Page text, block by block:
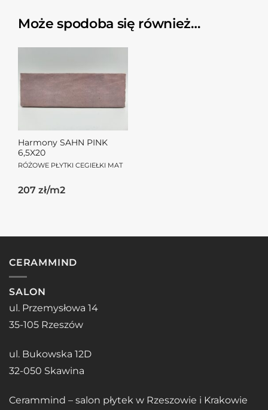
Może spodoba się również…
Harmony SAHN PINK
6,5X20
RÓŻOWE PŁYTKI CEGIEŁKI MAT
207 zł/m2
CERAMMIND
SALON
ul. Przemysłowa 14
35-105 Rzeszów
ul. Bukowska 12D
32-050 Skawina
Cerammind – salon płytek w Rzeszowie i Krakowie